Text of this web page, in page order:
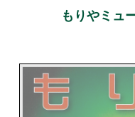
もりやミュ